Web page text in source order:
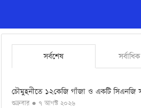
সর্বশেষ
চৌমুহনীতে ১২কেজি গাঁজা ও একটি
শুক্রবার ● ৭ আগস্ট ২০২৬